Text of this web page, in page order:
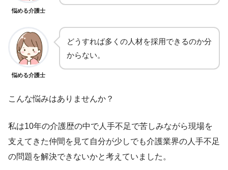
悩める介護士
悩める介護士
どうすれば多くの人材を採用できるのか分
からない。
こんな悩みはありませんか？
私は10年の介護歴の中で人手不足で苦しみながら現場を
支えてきた仲間を見て自分が少しでも介護業界の人手不足
の問題を解決できないかと考えていました。